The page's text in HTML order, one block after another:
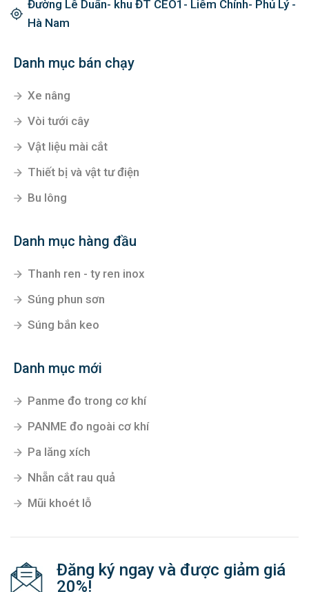
Đường Lê Duẩn- khu ĐT CEO1- Liêm Chính- Phủ Lý -
Hà Nam
Danh mục bán chạy
Xe nâng
Vòi tưới cây
Vật liệu mài cắt
Thiết bị và vật tư điện
Bu lông
Danh mục hàng đầu
Thanh ren - ty ren inox
Súng phun sơn
Súng bắn keo
Danh mục mới
Panme đo trong cơ khí
PANME đo ngoài cơ khí
Pa lăng xích
Nhẵn cắt rau quả
Mũi khoét lỗ
Đăng ký ngay và được giảm giá
20%!